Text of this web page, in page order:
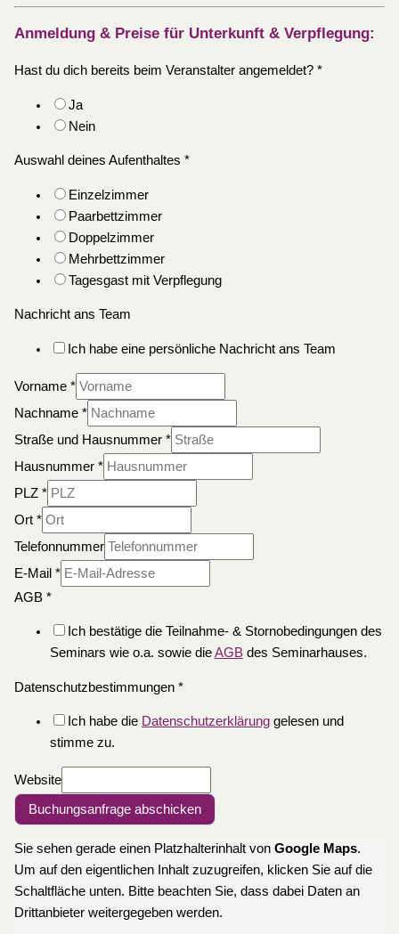
Anmeldung & Preise für Unterkunft & Verpflegung:
Hast du dich bereits beim Veranstalter angemeldet? *
Ja
Nein
Auswahl deines Aufenthaltes *
Einzelzimmer
Paarbettzimmer
Doppelzimmer
Mehrbettzimmer
Tagesgast mit Verpflegung
Nachricht ans Team
Ich habe eine persönliche Nachricht ans Team
Vorname *
Nachname *
Straße und Hausnummer *
Hausnummer *
PLZ *
Ort *
Telefonnummer
E-Mail *
AGB *
Ich bestätige die Teilnahme- & Stornobedingungen des
Seminars wie o.a. sowie dieAGBdes Seminarhauses.
Datenschutzbestimmungen *
Ich habe die Datenschutzerklärunggelesen und
stimme zu.
Website
Buchungsanfrage abschicken
Sie sehen gerade einen Platzhalterinhalt von Google Maps.
Um auf den eigentlichen Inhalt zuzugreifen, klicken Sie auf die
Schaltfläche unten. Bitte beachten Sie, dass dabei Daten an
Drittanbieter weitergegeben werden.